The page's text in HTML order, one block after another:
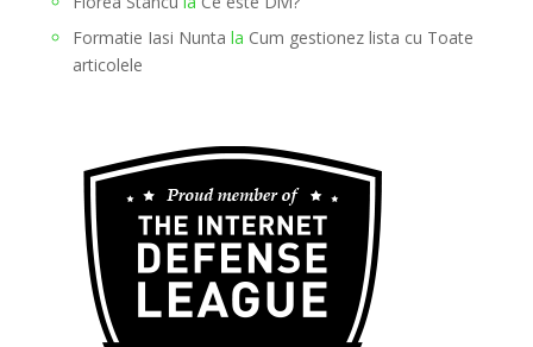
Formatie Iasi Nunta la Cum gestionez lista cu Toate
articolele